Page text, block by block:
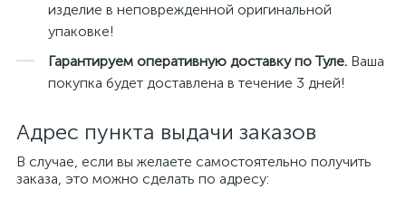
изделие в неповрежденной оригинальной
упаковке!
Гарантируем оперативную доставку по Туле. Ваша
покупка будет доставлена в течение 3 дней!
Адрес пункта выдачи заказов
В случае, если вы желаете самостоятельно получить
заказа, это можно сделать по адресу: